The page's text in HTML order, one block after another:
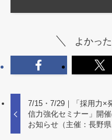
よかっ
7/15・7/29｜「採用力×
信力強化セミナー」開
お知らせ（主催：長野県